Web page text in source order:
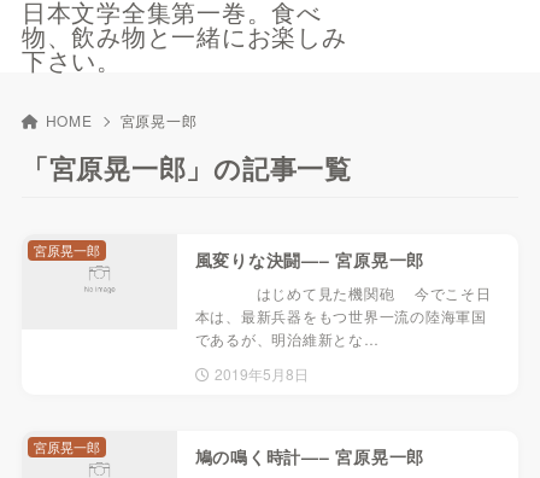
日本文学全集第一巻。食べ
物、飲み物と一緒にお楽しみ
下さい。
HOME 宮原晃一郎
「宮原晃一郎」の記事一覧
風変りな決闘—– 宮原晃一郎
はじめて見た機関砲 今でこそ日
本は、最新兵器をもつ世界一流の陸海軍国
であるが、明治維新とな…
2019年5月8日
宮原晃一郎
鳩の鳴く時計—– 宮原晃一郎
宮原晃一郎